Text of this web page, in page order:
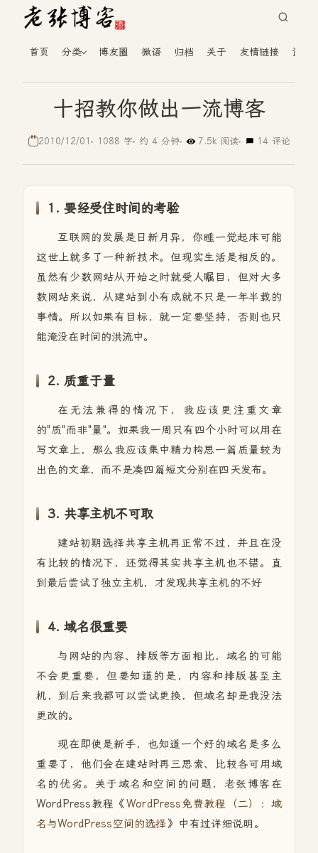
首页 分类 博友圈 微语 归档 关于 友情链接 读者
十招教你做出一流博客
2010/12/01 1088 字 约 4 分钟 7.5k 阅读 14 评论
1. 要经受住时间的考验
互联网的发展是日新月异，你睡一觉起床可能
这世上就多了一种新技术。但现实生活是相反的。
虽然有少数网站从开始之时就受人瞩目，但对大多
数网站来说，从建站到小有成就不只是一年半载的
事情。所以如果有目标，就一定要坚持，否则也只
能淹没在时间的洪流中。
2. 质重于量
在无法兼得的情况下，我应该更注重文章
的"质"而非"量"。如果我一周只有四个小时可以用在
写文章上，那么我应该集中精力构思一篇质量较为
出色的文章，而不是凑四篇短文分别在四天发布。
3. 共享主机不可取
建站初期选择共享主机再正常不过，并且在没
有比较的情况下，还觉得其实共享主机也不错。直
到最后尝试了独立主机，才发现共享主机的不好
4. 域名很重要
与网站的内容、排版等方面相比，域名的可能
不会更重要，但要知道的是，内容和排版甚至主
机，到后来我都可以尝试更换，但域名却是我没法
更改的。
现在即使是新手，也知道一个好的域名是多么
重要了，他们会在建站时再三思索、比较各可用域
名的优劣。关于域名和空间的问题，老张博客在
WordPress教程《WordPress免费教程（二）：域
名与WordPress空间的选择》中有过详细说明。